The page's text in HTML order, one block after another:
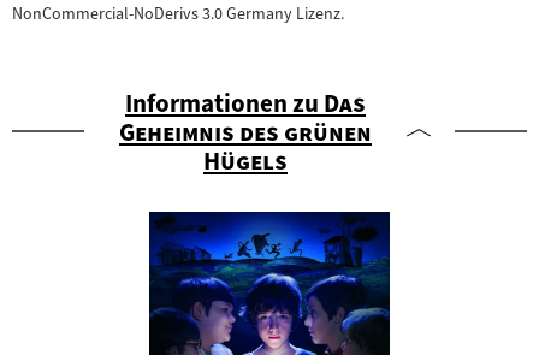
NonCommercial-NoDerivs 3.0 Germany Lizenz.
Informationen zu "
Das
Geheimnis des grünen
Hügels